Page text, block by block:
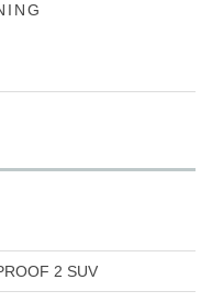
2 SUV